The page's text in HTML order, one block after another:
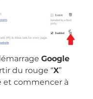
Google
du rouge “X”
et commencer à